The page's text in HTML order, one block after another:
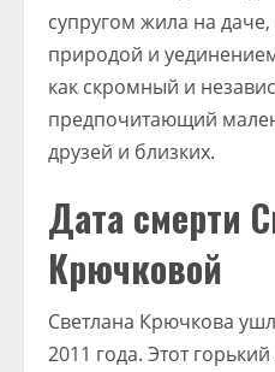
супругом жила на
природой и
как скромный и
предпочитающий
друзей и близких.
Дата смерти
Крючковой
Светлана Крючкова
2011 года. Этот